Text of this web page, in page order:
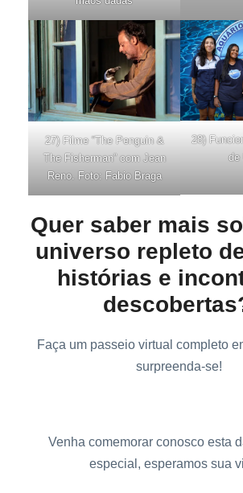
27) Filme “The Penguin &
The Fisherman” com Jean
Reno. Foto: Fabio Braga
28)
de
Quer saber mais
universo repleto
histórias e
Faça um passeio virtual completo
surpreenda-se!
Venha comemorar conosco esta
especial, esperamos sua